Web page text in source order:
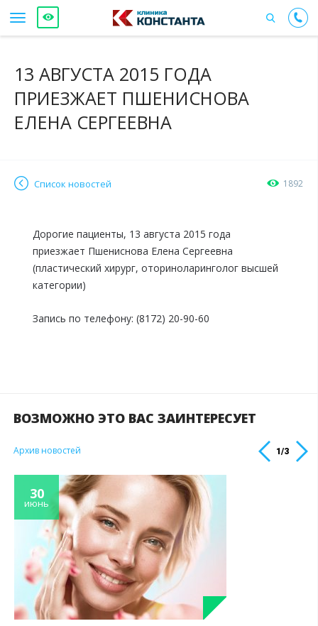
13 АВГУСТА 2015 ГОДА
ПРИЕЗЖАЕТ ПШЕНИСНОВА
ЕЛЕНА СЕРГЕЕВНА
Список новостей 1892
Дорогие пациенты, 13 августа 2015 года
приезжает Пшениснова Елена Сергеевна
(пластический хирург, оториноларинголог высшей
категории)
Запись по телефону: (8172) 20-90-60
ВОЗМОЖНО ЭТО ВАС ЗАИНТЕРЕСУЕТ
Архив новостей 1/3
30
июнь